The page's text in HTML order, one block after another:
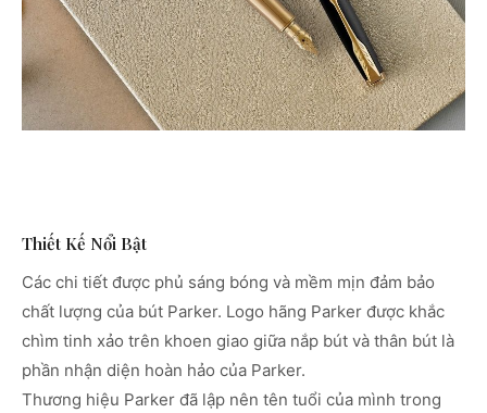
Thiết Kế Nổi Bật
Các chi tiết được phủ sáng bóng và mềm mịn đảm bảo
chất lượng của bút Parker. Logo hãng Parker được khắc
chìm tinh xảo trên khoen giao giữa nắp bút và thân bút là
phần nhận diện hoàn hảo của Parker.
Thương hiệu Parker đã lập nên tên tuổi của mình trong